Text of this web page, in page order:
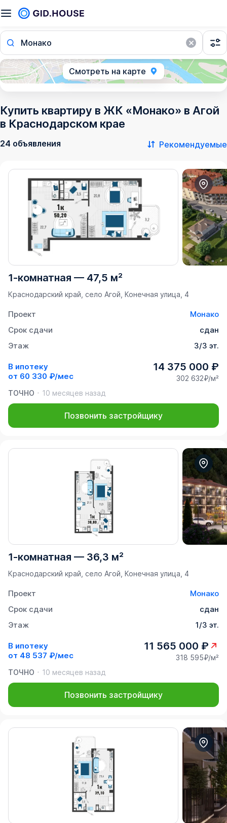
Монако
Смотреть на карте
Купить квартиру в ЖК «Монако» в Агой
в Краснодарском крае
24 объявления Рекомендуемые
1-комнатная — 47,5 м²
Краснодарский край, село Агой, Конечная улица, 4
Проект
Монако
Срок сдачи
сдан
Этаж
3/3 эт.
В ипотеку
от 60 330 ₽/мес
14 375 000 ₽
302 632₽/м²
ТОЧНО
10 месяцев назад
Позвонить застройщику
1-комнатная — 36,3 м²
Краснодарский край, село Агой, Конечная улица, 4
Проект
Монако
Срок сдачи
сдан
Этаж
1/3 эт.
В ипотеку
от 48 537 ₽/мес
11 565 000 ₽
318 595₽/м²
ТОЧНО
10 месяцев назад
Позвонить застройщику